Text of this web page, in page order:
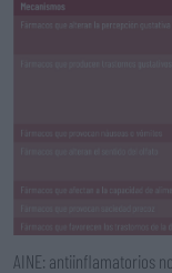
AINE: antiinflamatorios